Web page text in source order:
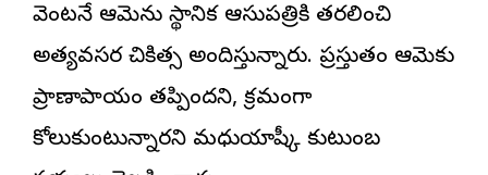
వెంటనే ఆమెను స్థానిక ఆసుపత్రికి తరలించి
అత్యవసర చికిత్స అందిస్తున్నారు. ప్రస్తుతం ఆమెకు
ప్రాణాపాయం తప్పిందని, క్రమంగా
కోలుకుంటున్నారని మధుయాష్కీ కుటుంబ